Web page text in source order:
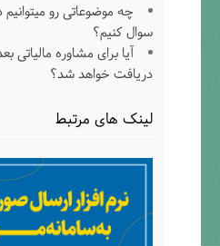
چه موضوعاتی رو
سوال کنیم؟
آیا برای مشاوره مالیاتی
دریافت خواهد شد؟
لینک های مرتبط